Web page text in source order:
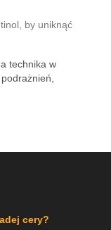
by uniknąć
technika w
cery?